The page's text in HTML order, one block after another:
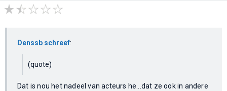
Denssb schreef:
(quote)
Dat is nou het nadeel van acteurs he...dat ze ook in andere